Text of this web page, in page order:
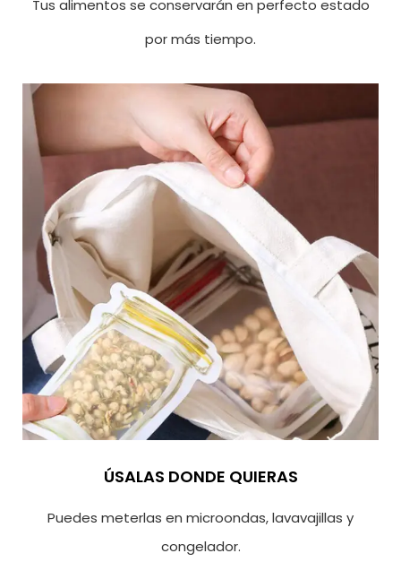
Tus alimentos se conservarán en perfecto estado
por más tiempo.
ÚSALAS DONDE QUIERAS
Puedes meterlas en microondas, lavavajillas y
congelador.